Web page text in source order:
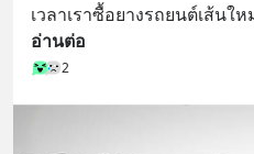
เวลาเราซื้อยางรถยนต์เส้น
อ่านต่อ
2